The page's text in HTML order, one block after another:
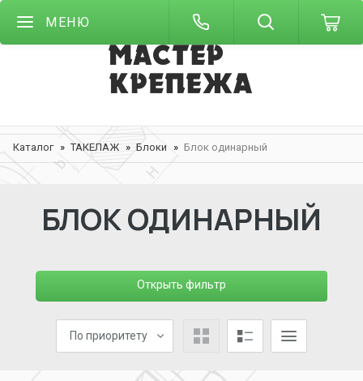
МЕНЮ
Каталог ТАКЕЛАЖ Блоки Блок одинарный
БЛОК ОДИНАРНЫЙ
Открыть фильтр
По приоритету